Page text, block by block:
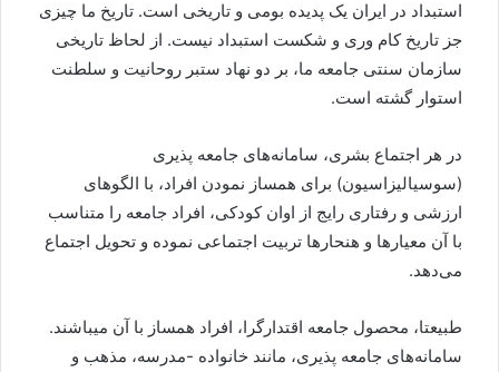
استبداد در ایران یک پدیده بومی و تاریخی است. تاریخ ما چیزی
جز تاریخ کام وری و شکست استبداد نیست. از لحاظ تاریخی
سازمان سنتی جامعه ما، بر دو نهاد ستبر روحانیت و سلطنت
استوار گشته است.
در هر اجتماع بشری، سامانه‌های جامعه پذیری
(سوسیالیزاسیون) برای همساز نمودن افراد، با الگوهای
ارزشی و رفتاری رایج از اوان کودکی، افراد جامعه را متناسب
با آن‌ معیارها و هنحارها تربیت اجتماعی نموده و تحویل اجتماع
می‌دهد.
طبیعتا، محصول جامعه اقتدارگرا، افراد همساز با آن میباشند.
سامانه‌های جامعه پذیری، مانند خانواده -مدرسه، مذهب و